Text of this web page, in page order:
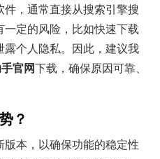
，通常直接从搜索引擎搜
定的风险，比如快速下载
个人隐私。因此，建议我
官网下载，确保原因可靠、
？
本，以确保功能的稳定性